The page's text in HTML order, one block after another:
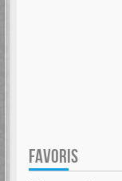
FAVORIS